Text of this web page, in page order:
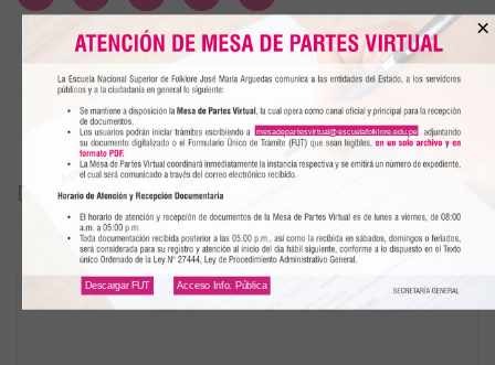
DEJAR UN COMENTARIO
Descargar FUT
×
Acceso Info. Pública
mesadepartesvirtual@escuelafolklore.edu.pe